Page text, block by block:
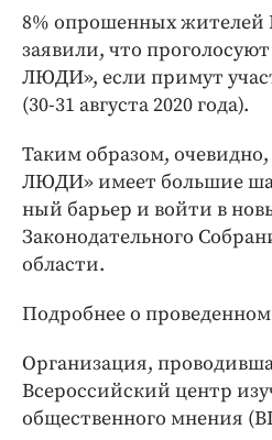
8% опрошенных жителей
заявили, что
ЛЮДИ», если примут
(30-31 августа 2020 года).
Таким образом,
ЛЮДИ» имеет большие
ный барьер и войти в
Законодательного
области.
Подробнее о
Организация,
Всероссийский центр
общественного мнения